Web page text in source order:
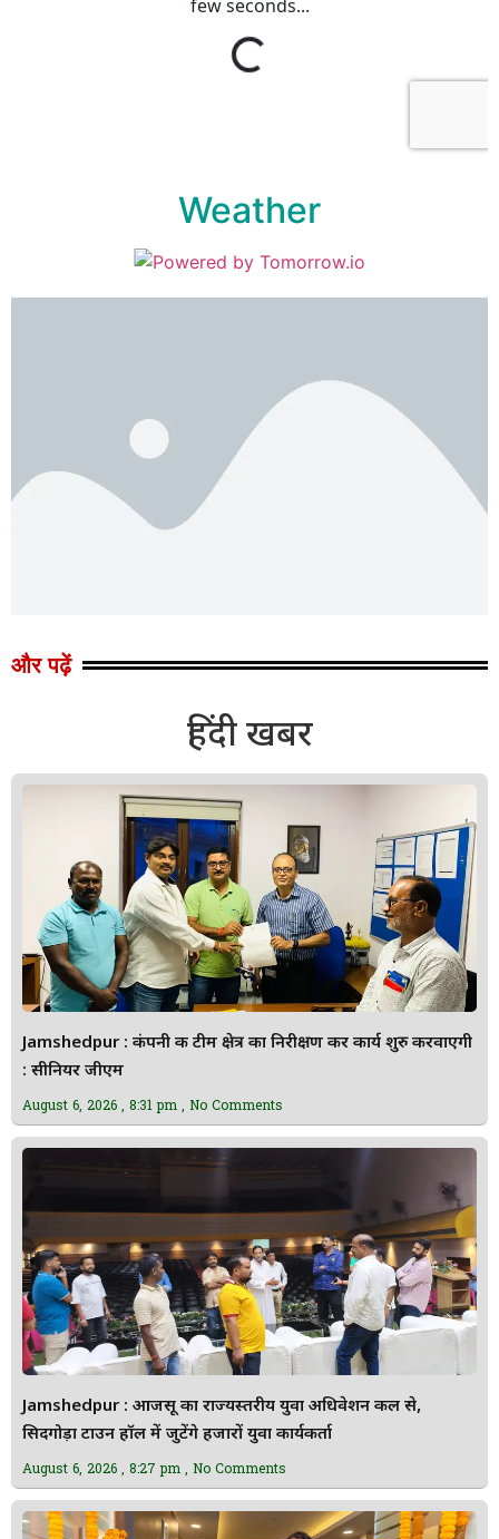
Weather
और पढ़ें
हिंदी खबर
Jamshedpur : कंपनी की टीम क्षेत्र का निरीक्षण कर कार्य शुरु करवाएगी
: सीनियर जीएम
August 6, 2026 8:31 pm No Comments
Jamshedpur : आजसू का राज्यस्तरीय युवा अधिवेशन कल से,
सिदगोड़ा टाउन हॉल में जुटेंगे हजारों युवा कार्यकर्ता
August 6, 2026 8:27 pm No Comments